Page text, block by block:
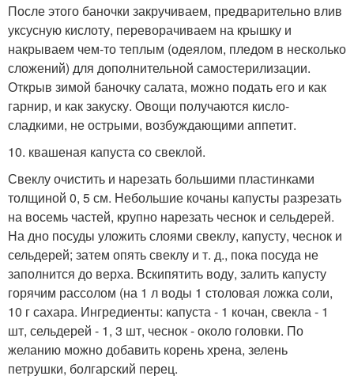
После этого баночки закручиваем, предварительно влив
уксусную кислоту, переворачиваем на крышку и
накрываем чем-то теплым (одеялом, пледом в несколько
сложений) для дополнительной самостерилизации.
Открыв зимой баночку салата, можно подать его и как
гарнир, и как закуску. Овощи получаются кисло-
сладкими, не острыми, возбуждающими аппетит.
10. квашеная капуста со свеклой.
Свеклу очистить и нарезать большими пластинками
толщиной 0, 5 см. Небольшие кочаны капусты разрезать
на восемь частей, крупно нарезать чеснок и сельдерей.
На дно посуды уложить слоями свеклу, капусту, чеснок и
сельдерей; затем опять свеклу и т. д., пока посуда не
заполнится до верха. Вскипятить воду, залить капусту
горячим рассолом (на 1 л воды 1 столовая ложка соли,
10 г сахара. Ингредиенты: капуста - 1 кочан, свекла - 1
шт, сельдерей - 1, 3 шт, чеснок - около головки. По
желанию можно добавить корень хрена, зелень
петрушки, болгарский перец.